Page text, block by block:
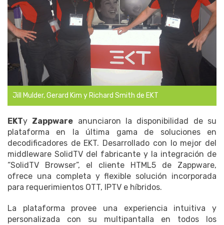
Jill Mulder, Gerard Kim y Richard Smith de EKT
EKTy Zappware anunciaron la disponibilidad de su
plataforma en la última gama de soluciones en
decodificadores de EKT. Desarrollado con lo mejor del
middleware SolidTV del fabricante y la integración de
“SolidTV Browser”, el cliente HTML5 de Zappware,
ofrece una completa y flexible solución incorporada
para requerimientos OTT, IPTV e híbridos.
La plataforma provee una experiencia intuitiva y
personalizada con su multipantalla en todos los